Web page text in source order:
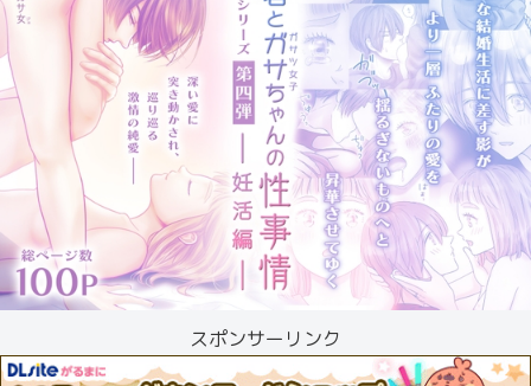
スポンサーリンク